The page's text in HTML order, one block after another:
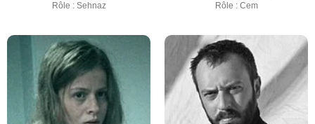
Rôle : Sehnaz Rôle : Cem